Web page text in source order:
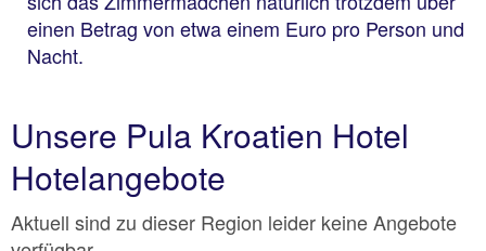
einen Betrag von etwa einem Euro pro Person und
Nacht.
Unsere Pula Kroatien Hotel
Hotelangebote
Aktuell sind zu dieser Region leider keine Angebote